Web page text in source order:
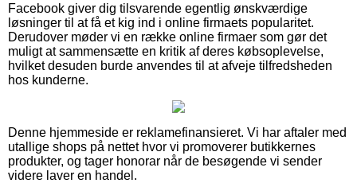
Facebook giver dig tilsvarende egentlig ønskværdige
løsninger til at få et kig ind i online firmaets popularitet.
Derudover møder vi en række online firmaer som gør det
muligt at sammensætte en kritik af deres købsoplevelse,
hvilket desuden burde anvendes til at afveje tilfredsheden
hos kunderne.
Denne hjemmeside er reklamefinansieret. Vi har aftaler med
utallige shops på nettet hvor vi promoverer butikkernes
produkter, og tager honorar når de besøgende vi sender
videre laver en handel.